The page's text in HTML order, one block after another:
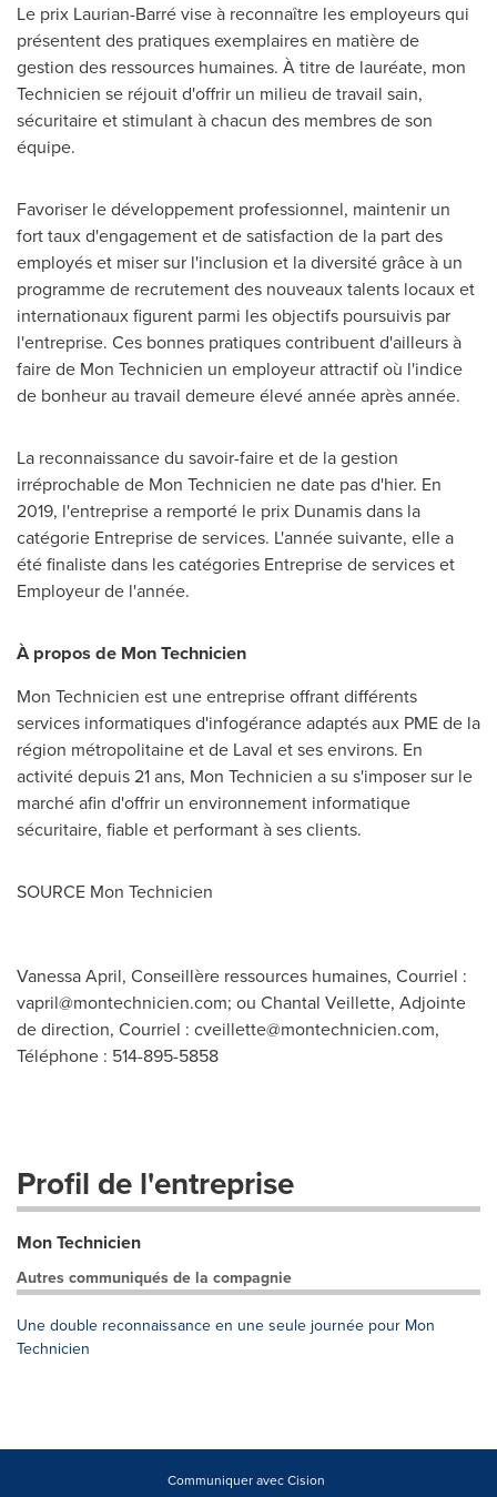
Le prix Laurian-Barré vise à reconnaître les employeurs qui
présentent des pratiques exemplaires en matière de
gestion des ressources humaines. À titre de lauréate, mon
Technicien se réjouit d'offrir un milieu de travail sain,
sécuritaire et stimulant à chacun des membres de son
équipe.
Favoriser le développement professionnel, maintenir un
fort taux d'engagement et de satisfaction de la part des
employés et miser sur l'inclusion et la diversité grâce à un
programme de recrutement des nouveaux talents locaux et
internationaux figurent parmi les objectifs poursuivis par
l'entreprise. Ces bonnes pratiques contribuent d'ailleurs à
faire de Mon Technicien un employeur attractif où l'indice
de bonheur au travail demeure élevé année après année.
La reconnaissance du savoir-faire et de la gestion
irréprochable de Mon Technicien ne date pas d'hier. En
2019, l'entreprise a remporté le prix Dunamis dans la
catégorie Entreprise de services. L'année suivante, elle a
été finaliste dans les catégories Entreprise de services et
Employeur de l'année.
À propos de Mon Technicien
Mon Technicien est une entreprise offrant différents
services informatiques d'infogérance adaptés aux PME de la
région métropolitaine et de Laval et ses environs. En
activité depuis 21 ans, Mon Technicien a su s'imposer sur le
marché afin d'offrir un environnement informatique
sécuritaire, fiable et performant à ses clients.
SOURCE Mon Technicien
Vanessa April, Conseillère ressources humaines, Courriel :
vapril@montechnicien.com; ou Chantal Veillette, Adjointe
de direction, Courriel : cveillette@montechnicien.com,
Téléphone : 514-895-5858
Profil de l'entreprise
Mon Technicien
Autres communiqués de la compagnie
Une double reconnaissance en une seule journée pour Mon
Technicien
Communiquer avec Cision